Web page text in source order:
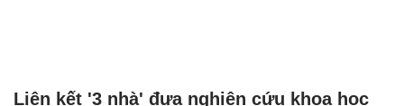
Liên kết '3 nhà' đưa nghiên cứu khoa học